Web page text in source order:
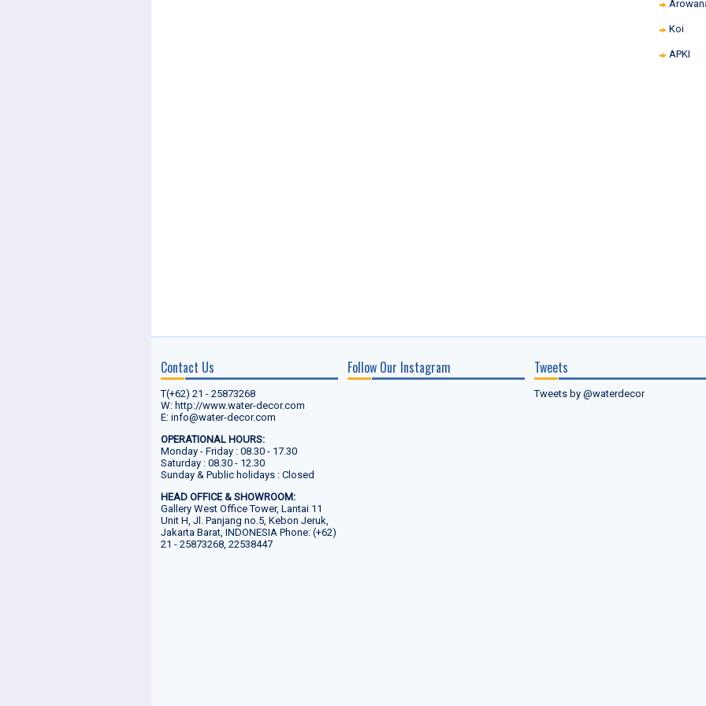
Koi
APKI
Contact Us
T(+62) 21 - 25873268
W: http://www.water-decor.com
E: info@water-decor.com
OPERATIONAL HOURS:
Monday - Friday : 08.30 - 17.30
Saturday : 08.30 - 12.30
Sunday & Public holidays : Closed
HEAD OFFICE & SHOWROOM:
Gallery West Office Tower, Lantai 11
Unit H, Jl. Panjang no.5, Kebon Jeruk,
Jakarta Barat, INDONESIA Phone: (+62)
21 - 25873268, 22538447
Follow Our Instagram Tweets
Tweets by @waterdecor